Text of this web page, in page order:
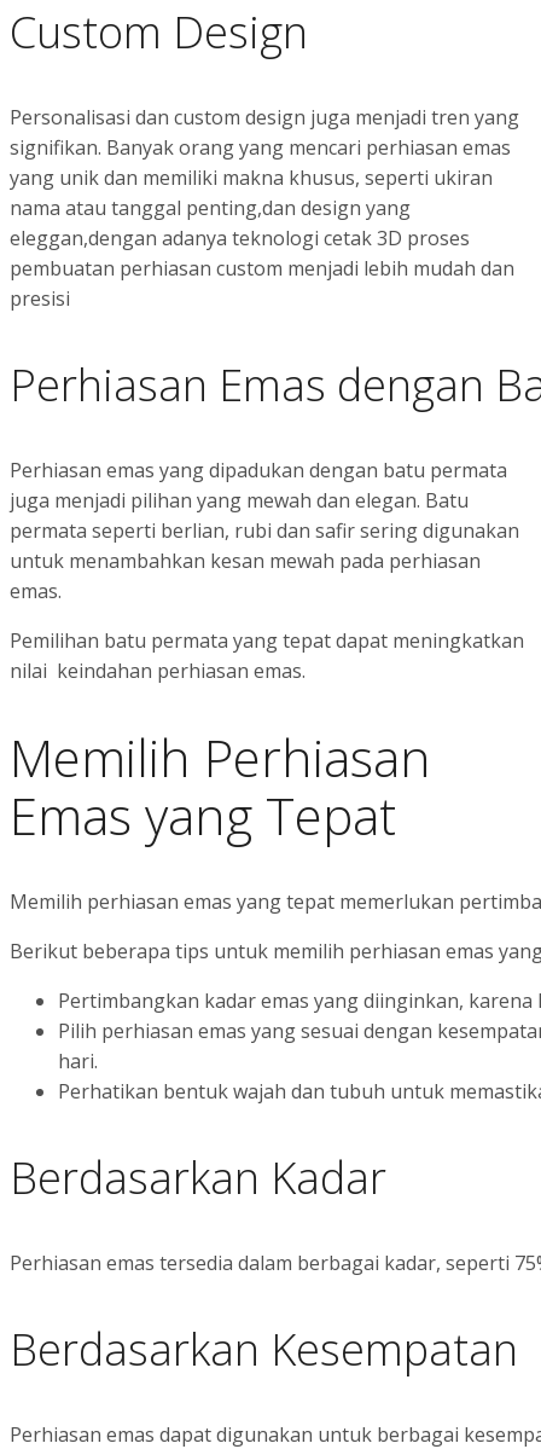
Custom Design
Personalisasi dan custom design juga menjadi tren yang
signifikan. Banyak orang yang mencari perhiasan emas
yang unik dan memiliki makna khusus, seperti ukiran
nama atau tanggal penting,dan design yang
eleggan,dengan adanya teknologi cetak 3D proses
pembuatan perhiasan custom menjadi lebih mudah dan
presisi
Perhiasan Emas dengan
Perhiasan emas yang dipadukan dengan batu permata
juga menjadi pilihan yang mewah dan elegan. Batu
permata seperti berlian, rubi dan safir sering digunakan
untuk menambahkan kesan mewah pada perhiasan
emas.
Pemilihan batu permata yang tepat dapat meningkatkan
nilai keindahan perhiasan emas.
Memilih Perhiasan
Emas yang Tepat
Memilih perhiasan emas yang tepat memerlukan
Berikut beberapa tips untuk memilih perhiasan emas
Pertimbangkan kadar emas yang diinginkan,
Pilih perhiasan emas yang sesuai dengan
hari.
Perhatikan bentuk wajah dan tubuh untuk
Berdasarkan Kadar
Perhiasan emas tersedia dalam berbagai kadar, seperti
Berdasarkan Kesempatan
Perhiasan emas dapat digunakan untuk berbagai